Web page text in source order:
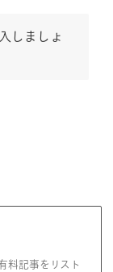
しましょ
料記事をリスト